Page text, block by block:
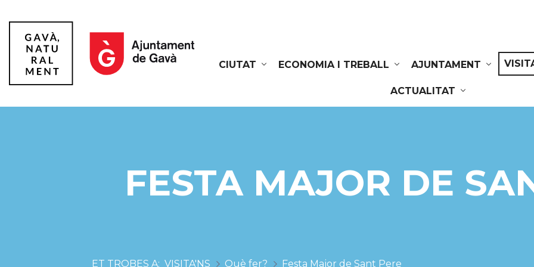
CIUTAT
ECONOMIA I TREBALL AJUNTAMENT
ACTUALITAT
FESTA MAJOR DE
VISITA'NS Què fer? Festa Major de Sant Pere